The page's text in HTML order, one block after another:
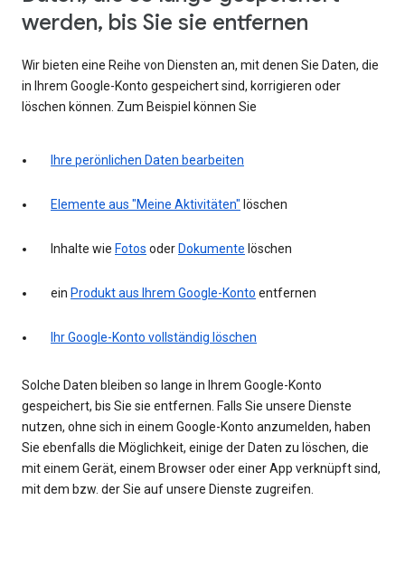
werden, bis Sie sie entfernen
Wir bieten eine Reihe von Diensten an, mit denen Sie Daten, die
in Ihrem Google-Konto gespeichert sind, korrigieren oder
löschen können. Zum Beispiel können Sie
Ihre perönlichen Daten bearbeiten
Elemente aus "Meine Aktivitäten" löschen
Inhalte wie Fotos oder Dokumente löschen
ein Produkt aus Ihrem Google-Konto entfernen
Ihr Google-Konto vollständig löschen
Solche Daten bleiben so lange in Ihrem Google-Konto
gespeichert, bis Sie sie entfernen. Falls Sie unsere Dienste
nutzen, ohne sich in einem Google-Konto anzumelden, haben
Sie ebenfalls die Möglichkeit, einige der Daten zu löschen, die
mit einem Gerät, einem Browser oder einer App verknüpft sind,
mit dem bzw. der Sie auf unsere Dienste zugreifen.